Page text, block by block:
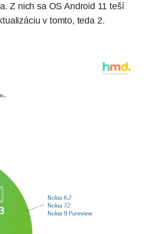
Z nich sa OS Android 11 teší
v tomto, teda 2.